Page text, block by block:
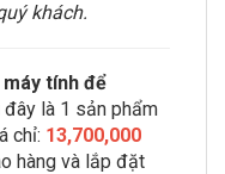
khách.
máy tính để
là 1 sản phẩm
chỉ: 13,700,000
hàng và lắp đặt